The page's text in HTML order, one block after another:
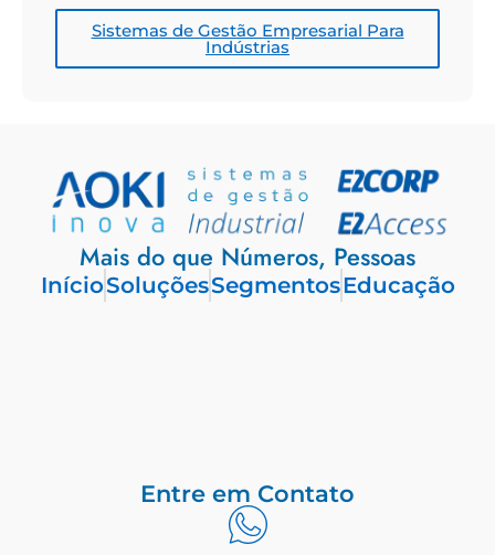
Sistemas de Gestão Empresarial Para
Indústrias
Mais do que Números, Pessoas
InícioSoluçõesSegmentosEducação
Entre em Contato